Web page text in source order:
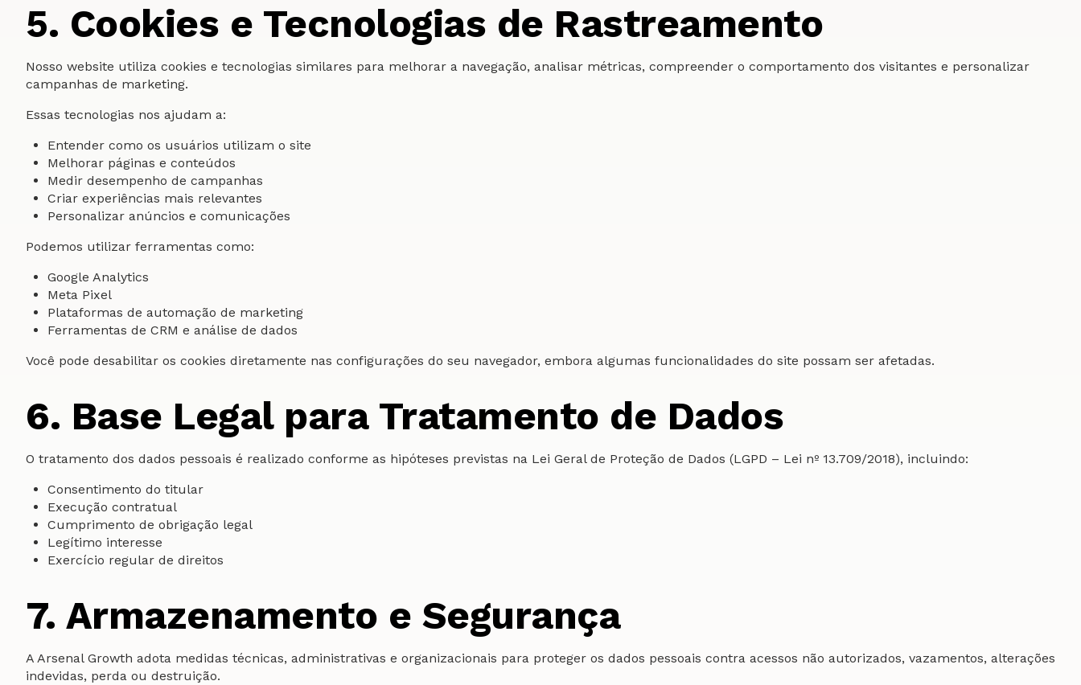
5. Cookies e Tecnologias de Rastreamento
Nosso website utiliza cookies e tecnologias similares para melhorar a navegação, analisar métricas, compreender o comportamento dos visitantes e personalizar
campanhas de marketing.
Essas tecnologias nos ajudam a:
Entender como os usuários utilizam o site
Melhorar páginas e conteúdos
Medir desempenho de campanhas
Criar experiências mais relevantes
Personalizar anúncios e comunicações
Podemos utilizar ferramentas como:
Google Analytics
Meta Pixel
Plataformas de automação de marketing
Ferramentas de CRM e análise de dados
Você pode desabilitar os cookies diretamente nas configurações do seu navegador, embora algumas funcionalidades do site possam ser afetadas.
6. Base Legal para Tratamento de Dados
O tratamento dos dados pessoais é realizado conforme as hipóteses previstas na Lei Geral de Proteção de Dados (LGPD – Lei nº 13.709/2018), incluindo:
Consentimento do titular
Execução contratual
Cumprimento de obrigação legal
Legítimo interesse
Exercício regular de direitos
7. Armazenamento e Segurança
A Arsenal Growth adota medidas técnicas, administrativas e organizacionais para proteger os dados pessoais contra acessos não autorizados, vazamentos, alterações
indevidas, perda ou destruição.